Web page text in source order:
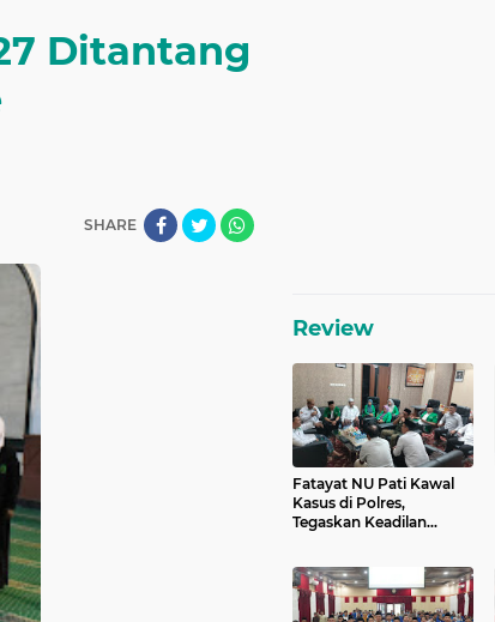
Ditantang
SHARE
Review
Fatayat NU Pati Kawal
Kasus di Polres,
Tegaskan Keadilan